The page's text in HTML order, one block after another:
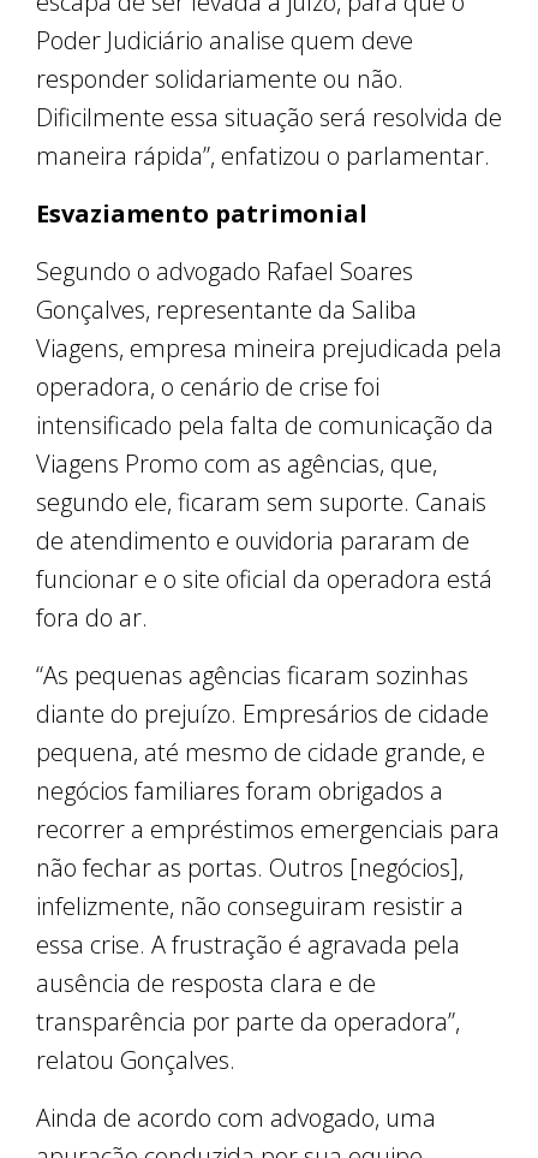
Poder Judiciário analise quem deve
responder solidariamente ou não.
Dificilmente essa situação será resolvida de
maneira rápida”, enfatizou o parlamentar.
Esvaziamento patrimonial
Segundo o advogado Rafael Soares
Gonçalves, representante da Saliba
Viagens, empresa mineira prejudicada pela
operadora, o cenário de crise foi
intensificado pela falta de comunicação da
Viagens Promo com as agências, que,
segundo ele, ficaram sem suporte. Canais
de atendimento e ouvidoria pararam de
funcionar e o site oficial da operadora está
fora do ar.
“As pequenas agências ficaram sozinhas
diante do prejuízo. Empresários de cidade
pequena, até mesmo de cidade grande, e
negócios familiares foram obrigados a
recorrer a empréstimos emergenciais para
não fechar as portas. Outros [negócios],
infelizmente, não conseguiram resistir a
essa crise. A frustração é agravada pela
ausência de resposta clara e de
transparência por parte da operadora”,
relatou Gonçalves.
Ainda de acordo com advogado, uma